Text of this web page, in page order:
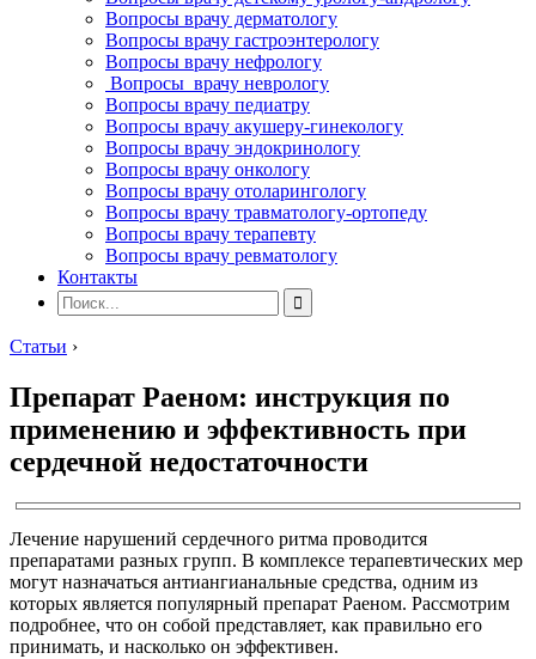
Вопросы врачу дерматологу
Вопросы врачу гастроэнтерологу
Вопросы врачу нефрологу
Вопросы врачу неврологу
Вопросы врачу педиатру
Вопросы врачу акушеру-гинекологу
Вопросы врачу эндокринологу
Вопросы врачу онкологу
Вопросы врачу отоларингологу
Вопросы врачу травматологу-ортопеду
Вопросы врачу терапевту
Вопросы врачу ревматологу
Контакты
Статьи ›
Препарат Раеном: инструкция по
применению и эффективность при
сердечной недостаточности
Лечение нарушений сердечного ритма проводится
препаратами разных групп. В комплексе терапевтических мер
могут назначаться антиангианальные средства, одним из
которых является популярный препарат Раеном. Рассмотрим
подробнее, что он собой представляет, как правильно его
принимать, и насколько он эффективен.